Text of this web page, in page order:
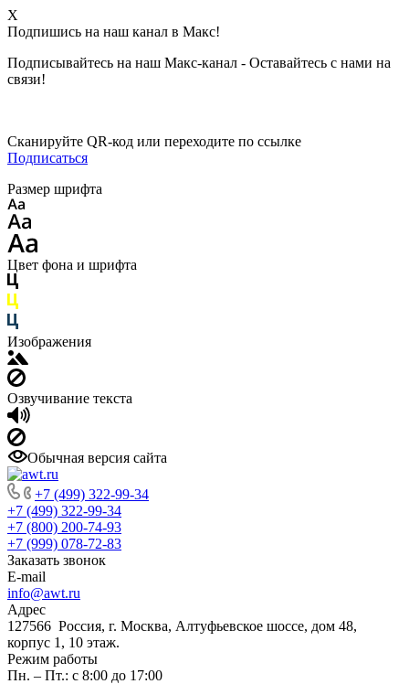
X
Подпишись на наш канал в Макс!
Подписывайтесь на наш Макс-канал - Оставайтесь с нами на
связи!
Сканируйте QR-код или переходите по ссылке
Подписаться
Размер шрифта
Цвет фона и шрифта
Изображения
Озвучивание текста
Обычная версия сайта
+7 (499) 322-99-34
+7 (499) 322-99-34
+7 (800) 200-74-93
+7 (999) 078-72-83
Заказать звонок
E-mail
info@awt.ru
Адрес
127566 Россия, г. Москва, Алтуфьевское шоссе, дом 48,
корпус 1, 10 этаж.
Режим работы
Пн. – Пт.: с 8:00 до 17:00